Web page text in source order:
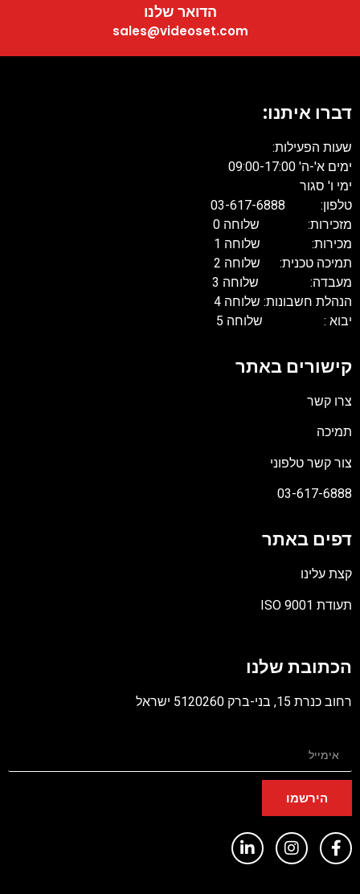
הדואר שלנו
sales@videoset.com
דברו איתנו:
שעות הפעילות:
ימים א'-ה' 09:00-17:00
ימי ו' סגור
טלפון: 03-617-6888
מזכירות: שלוחה 0
מכירות: שלוחה 1
תמיכה טכנית: שלוחה 2
מעבדה: שלוחה 3
הנהלת חשבונות: שלוחה 4
יבוא : שלוחה 5
קישורים באתר
צרו קשר
תמיכה
צור קשר טלפוני
03-617-6888
דפים באתר
קצת עלינו
תעודת ISO 9001
PDF
הכתובת שלנו
רחוב כנרת 15, בני-ברק 5120260 ישראל
הירשמו